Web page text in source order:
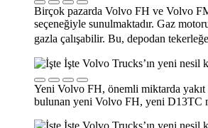
Birçok pazarda Volvo FH ve Volvo
seçeneğiyle sunulmaktadır. Gaz
gazla çalışabilir. Bu, depodan
Yeni Volvo FH, önemli miktarda
bulunan yeni Volvo FH, yeni D13TC